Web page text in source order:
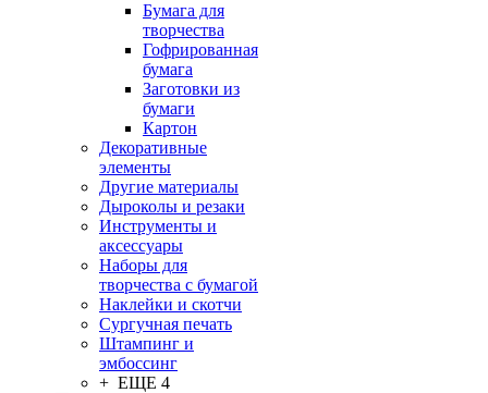
Бумага для
творчества
Гофрированная
бумага
Заготовки из
бумаги
Картон
Декоративные
элементы
Другие материалы
Дыроколы и резаки
Инструменты и
аксессуары
Наборы для
творчества с бумагой
Наклейки и скотчи
Сургучная печать
Штампинг и
эмбоссинг
+ ЕЩЕ 4